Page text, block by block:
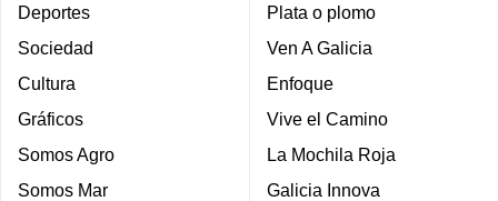
Deportes
Sociedad
Cultura
Gráficos
Somos Agro
Somos Mar
Plata o plomo
Ven A Galicia
Enfoque
Vive el Camino
La Mochila Roja
Galicia Innova